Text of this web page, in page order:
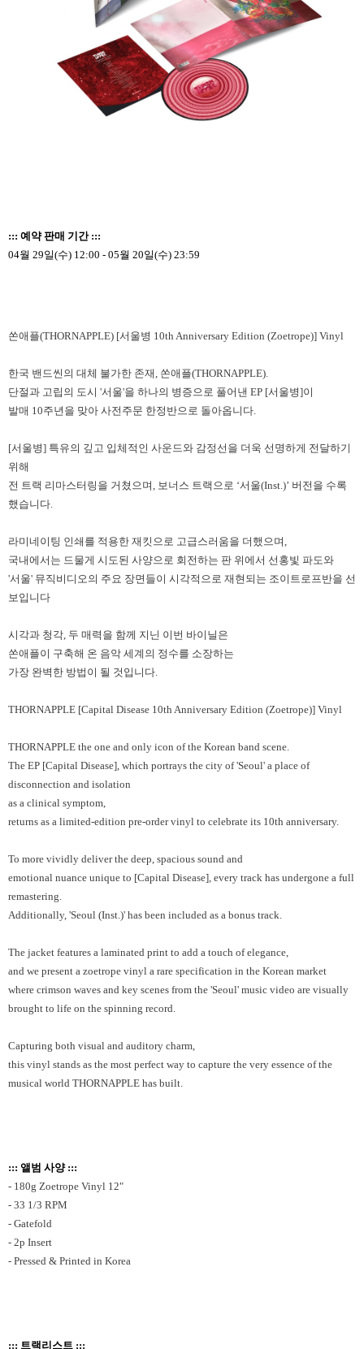
::: 예약 판매 기간 :::
04월 29일(수) 12:00 - 05월 20일(수) 23:59
쏜애플(THORNAPPLE) [서울병 10th Anniversary Edition (Zoetrope)] Vinyl
한국 밴드씬의 대체 불가한 존재, 쏜애플(THORNAPPLE).
단절과 고립의 도시 '서울'을 하나의 병증으로 풀어낸 EP [서울병]이
발매 10주년을 맞아 사전주문 한정반으로 돌아옵니다.
[서울병] 특유의 깊고 입체적인 사운드와 감정선을 더욱 선명하게 전달하기
위해
전 트랙 리마스터링을 거쳤으며, 보너스 트랙으로 ‘서울(Inst.)’ 버전을 수록
했습니다.
라미네이팅 인쇄를 적용한 재킷으로 고급스러움을 더했으며,
국내에서는 드물게 시도된 사양으로 회전하는 판 위에서 선홍빛 파도와
'서울' 뮤직비디오의 주요 장면들이 시각적으로 재현되는 조이트로프반을 선
보입니다
시각과 청각, 두 매력을 함께 지닌 이번 바이닐은
쏜애플이 구축해 온 음악 세계의 정수를 소장하는
가장 완벽한 방법이 될 것입니다.
THORNAPPLE [Capital Disease 10th Anniversary Edition (Zoetrope)] Vinyl
THORNAPPLE the one and only icon of the Korean band scene.
The EP [Capital Disease], which portrays the city of 'Seoul' a place of
disconnection and isolation
as a clinical symptom,
returns as a limited-edition pre-order vinyl to celebrate its 10th anniversary.
To more vividly deliver the deep, spacious sound and
emotional nuance unique to [Capital Disease], every track has undergone a full
remastering.
Additionally, 'Seoul (Inst.)' has been included as a bonus track.
The jacket features a laminated print to add a touch of elegance,
and we present a zoetrope vinyl a rare specification in the Korean market
where crimson waves and key scenes from the 'Seoul' music video are visually
brought to life on the spinning record.
Capturing both visual and auditory charm,
this vinyl stands as the most perfect way to capture the very essence of the
musical world THORNAPPLE has built.
::: 앨범 사양 :::
- 180g Zoetrope Vinyl 12"
- 33 1/3 RPM
- Gatefold
- 2p Insert
- Pressed & Printed in Korea
::: 트랙리스트 :::